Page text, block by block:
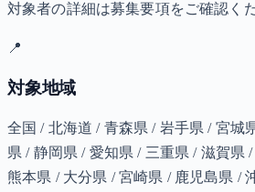
対象者の詳細は募集要項をご確認く
📍
対象地域
全国 / 北海道 / 青森県 / 岩手県 / 宮城
県 / 静岡県 / 愛知県 / 三重県 / 滋賀県
熊本県 / 大分県 / 宮崎県 / 鹿児島県 /